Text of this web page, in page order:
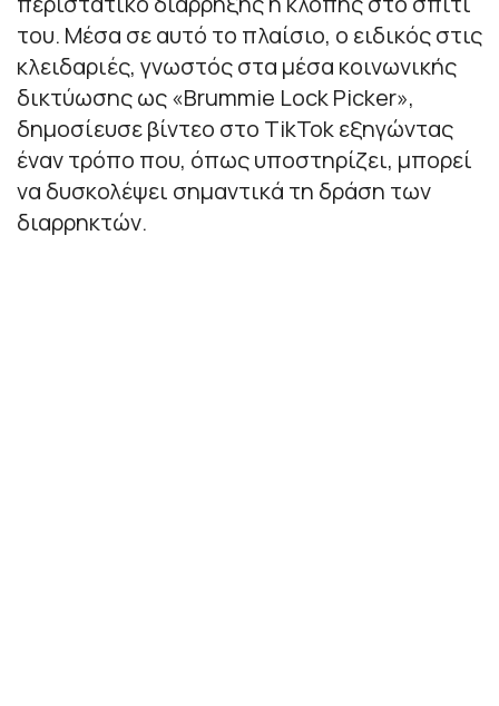
του. Μέσα σε αυτό το πλαίσιο, ο ειδικός στις
κλειδαριές, γνωστός στα μέσα κοινωνικής
δικτύωσης ως «Brummie Lock Picker»,
δημοσίευσε βίντεο στο TikTok εξηγώντας
έναν τρόπο που, όπως υποστηρίζει, μπορεί
να δυσκολέψει σημαντικά τη δράση των
διαρρηκτών.